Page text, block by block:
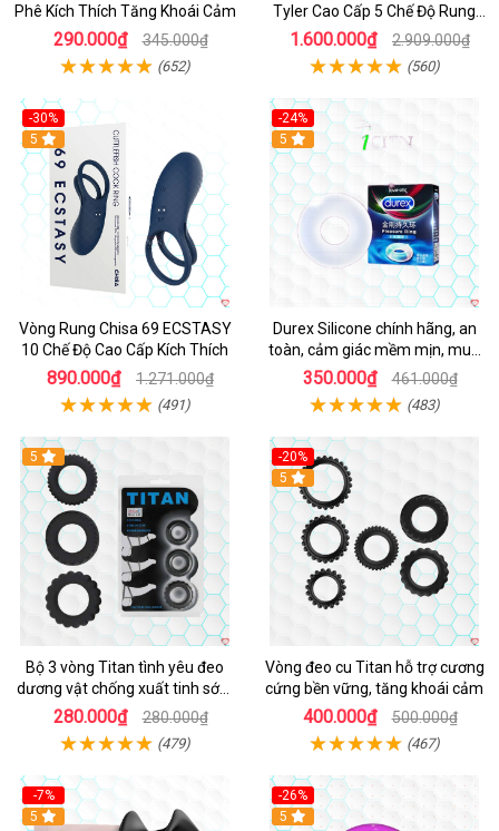
Phê Kích Thích Tăng Khoái Cảm
290.000₫ 345.000₫
(652)
Tyler Cao Cấp 5 Chế Độ Rung
Mạnh Mẽ Kích Thích Điểm G
1.600.000₫ 2.909.000₫
(560)
-30%
Hot
5
Vòng Rung Chisa 69 ECSTASY
10 Chế Độ Cao Cấp Kích Thích
890.000₫ 1.271.000₫
(491)
-24%
5
Durex Silicone chính hãng, an
toàn, cảm giác mềm mịn, mua
ngay
350.000₫ 461.000₫
(483)
5
Bộ 3 vòng Titan tình yêu đeo
dương vật chống xuất tinh sớm
chất liệu silicon y tế
280.000₫ 280.000₫
(479)
-20%
Hot
5
Vòng đeo cu Titan hỗ trợ cương
cứng bền vững, tăng khoái cảm
400.000₫ 500.000₫
(467)
-7%
5
-26%
5